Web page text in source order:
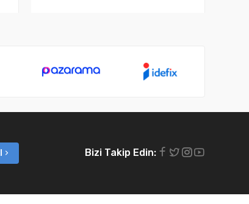
Bizi Takip Edin: